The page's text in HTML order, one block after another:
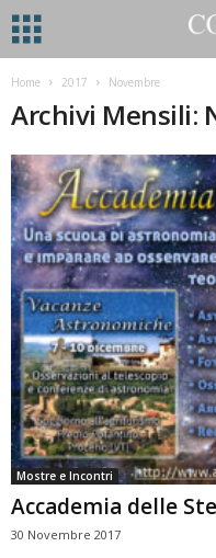
Home 2017 Novembre
Archivi Mensili:
Mostre e Incontri
Accademia delle
30 Novembre 2017